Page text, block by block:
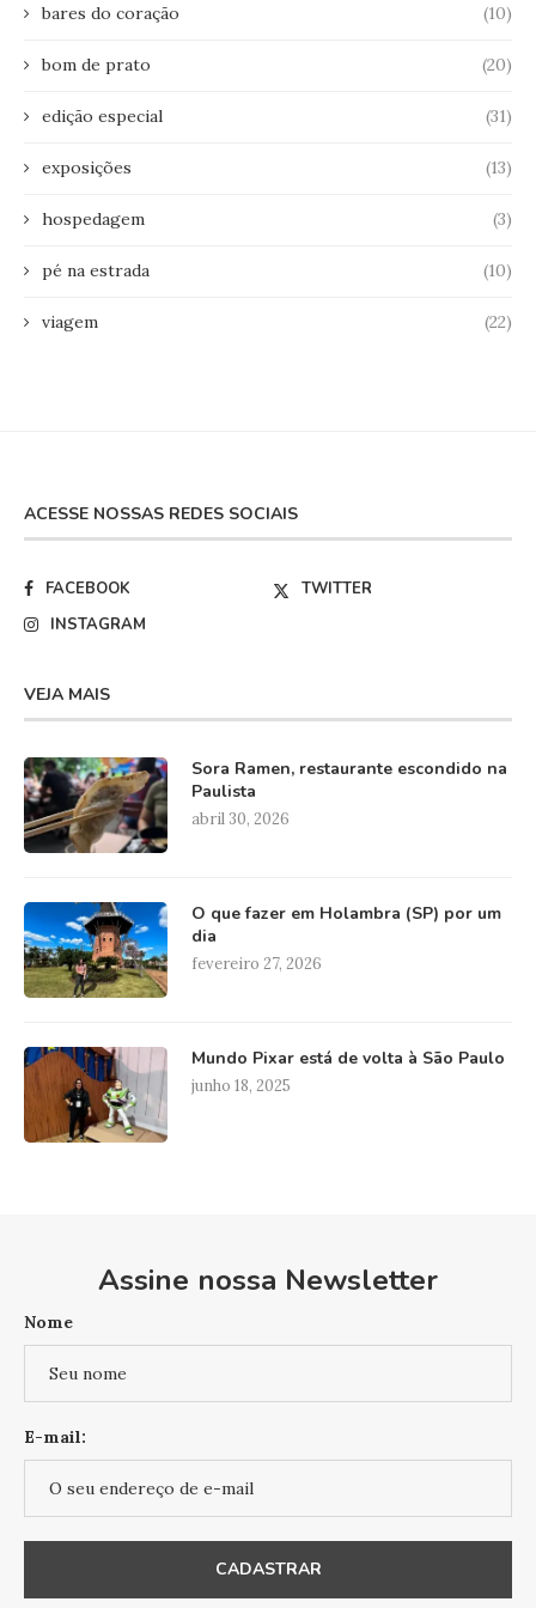
bares do coração (10)
bom de prato (20)
edição especial (31)
exposições (13)
hospedagem (3)
pé na estrada (10)
viagem (22)
ACESSE NOSSAS REDES SOCIAIS
FACEBOOK
TWITTER
INSTAGRAM
VEJA MAIS
Sora Ramen, restaurante escondido na
Paulista
abril 30, 2026
O que fazer em Holambra (SP) por um
dia
fevereiro 27, 2026
Mundo Pixar está de volta à São Paulo
junho 18, 2025
Assine nossa Newsletter
Nome
E-mail: